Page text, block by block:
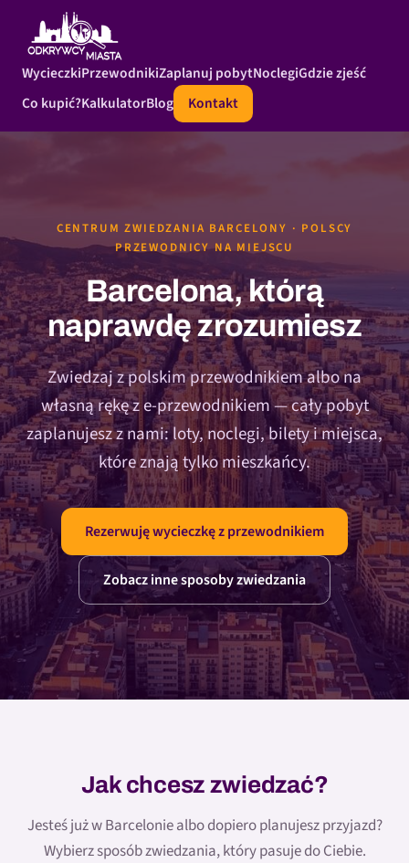
WycieczkiPrzewodnikiZaplanuj pobytNoclegiGdzie zjeść
Co kupić?KalkulatorBlog Kontakt
CENTRUM ZWIEDZANIA BARCELONY · POLSCY
PRZEWODNICY NA MIEJSCU
Barcelona, którą
naprawdę zrozumiesz
Zwiedzaj z polskim przewodnikiem albo na
własną rękę z e-przewodnikiem — cały pobyt
zaplanujesz z nami: loty, noclegi, bilety i miejsca,
które znają tylko mieszkańcy.
Rezerwuję wycieczkę z przewodnikiem
Zobacz inne sposoby zwiedzania
Jak chcesz zwiedzać?
Jesteś już w Barcelonie albo dopiero planujesz przyjazd?
Wybierz sposób zwiedzania, który pasuje do Ciebie.